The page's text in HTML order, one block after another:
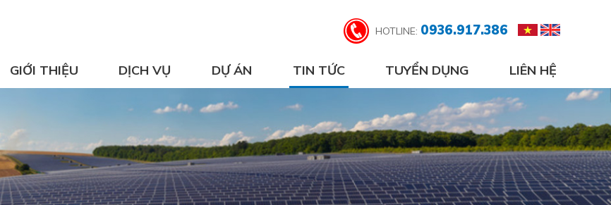
HOTLINE: 0936.917.386
GIỚI THIỆU DỊCH VỤ DỰ ÁN TIN TỨC TUYỂN DỤNG LIÊN HỆ